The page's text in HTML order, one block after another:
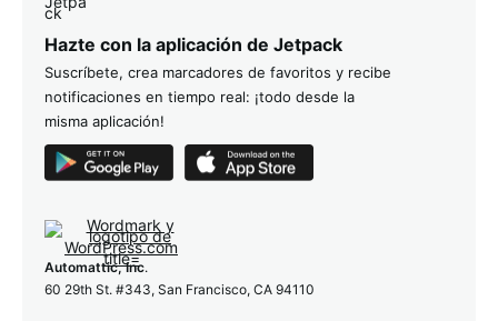
Hazte con la aplicación de Jetpack
Suscríbete, crea marcadores de favoritos y recibe
notificaciones en tiempo real: ¡todo desde la
misma aplicación!
Automattic, Inc.
60 29th St. #343, San Francisco, CA 94110